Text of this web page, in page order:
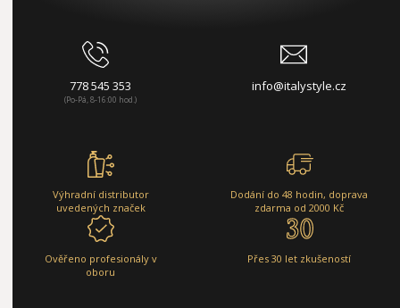
778 545 353
(Po-Pá, 8-16:00 hod.)
info@italystyle.cz
Výhradní distributor
uvedených značek
Dodání do 48 hodin, doprava
zdarma od 2000 Kč
Ověřeno profesionály v
oboru
Přes 30 let zkušeností